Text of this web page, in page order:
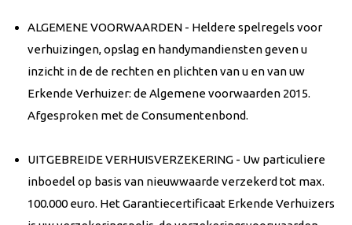
ALGEMENE VOORWAARDEN - Heldere spelregels voor
verhuizingen, opslag en handymandiensten geven u
inzicht in de de rechten en plichten van u en van uw
Erkende Verhuizer: de Algemene voorwaarden 2015.
Afgesproken met de Consumentenbond.
UITGEBREIDE VERHUISVERZEKERING - Uw particuliere
inboedel op basis van nieuwwaarde verzekerd tot max.
100.000 euro. Het Garantiecertificaat Erkende Verhuizers